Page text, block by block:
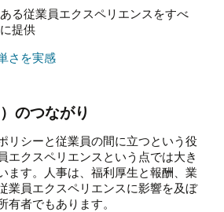
る従業員エクスペリエンスをすべ
提供
さを実感
のつながり
リシーと従業員の間に立つという役
エクスペリエンスという点では大き
ます。人事は、福利厚生と報酬、業
業員エクスペリエンスに影響を及ぼ
者でもあります。